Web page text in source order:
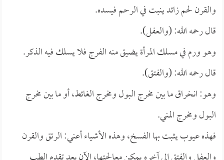
والقرن لحم زائد ينبت في الرحم فيسده.
قال رحمه الله: (والعفل).
وهو ورم في مسلك المرأة يضيق منه الفرج فلا يسلك فيه الذكر.
قال رحمه الله: (والفتق).
وهو: انخراق ما بين مخرج البول ومخرج الغائط، أو ما بين مخرج
البول ومخرج المني.
فهذه عيوب يثبت بها الفسخ، وهذه الأشياء أعني: الرتق والقرن